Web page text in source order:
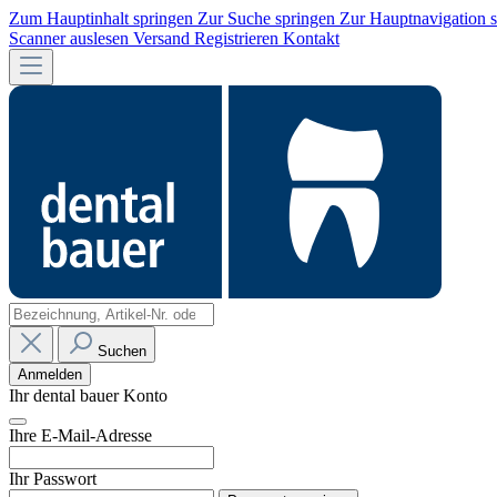
Zum Hauptinhalt springen Zur Suche springen Zur Hauptnavigation
Scanner auslesen Versand Registrieren Kontakt
Suchen
Anmelden
Ihr dental bauer Konto
Ihre E-Mail-Adresse
Ihr Passwort